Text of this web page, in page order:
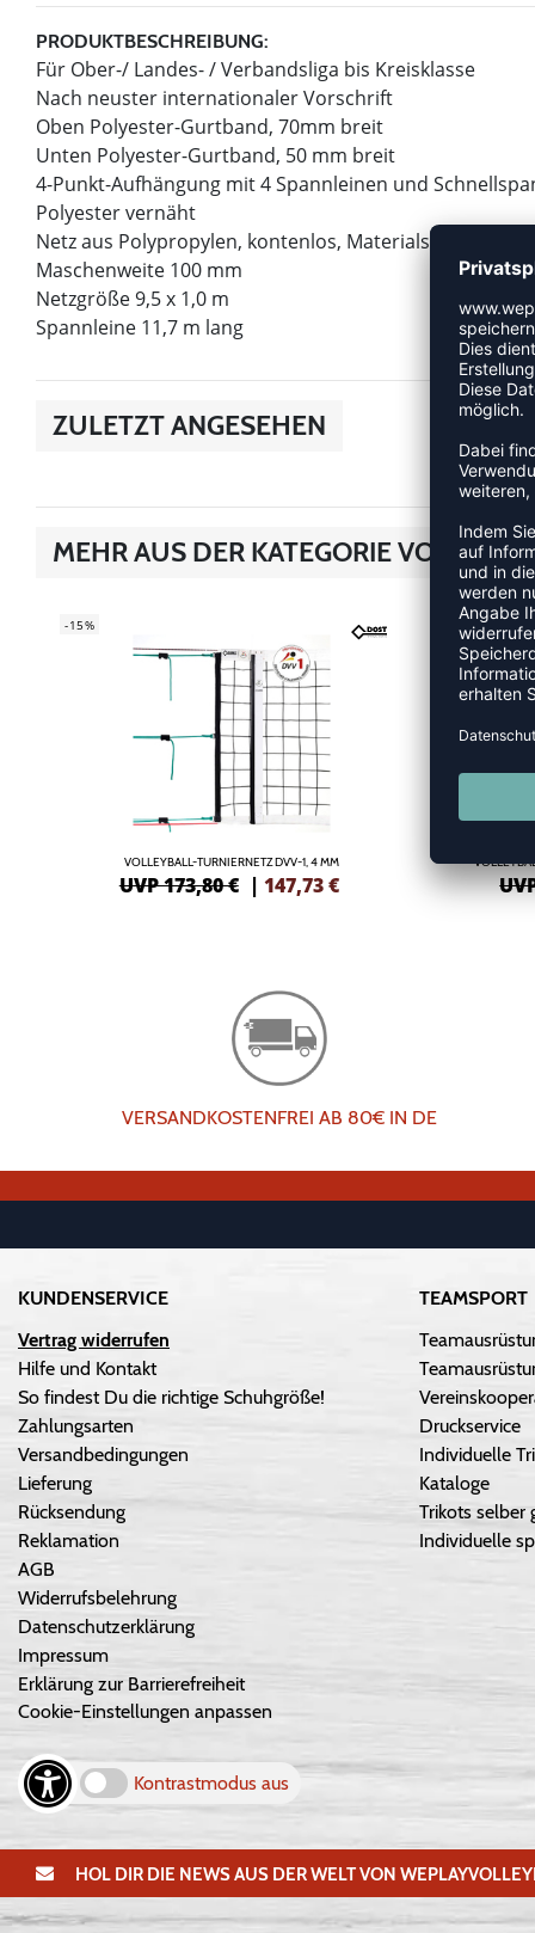
PRODUKTBESCHREIBUNG:
Für Ober-/ Landes- / Verbandsliga bis Kreisklasse
Nach neuster internationaler Vorschrift
Oben Polyester-Gurtband, 70mm breit
Unten Polyester-Gurtband, 50 mm breit
4-Punkt-Aufhängung mit 4 Spannleinen und
Polyester vernäht
Netz aus Polypropylen, kontenlos, Materialstärke ca. 3
Maschenweite 100 mm
Netzgröße 9,5 x 1,0 m
Spannleine 11,7 m lang
ZULETZT ANGESEHEN
MEHR AUS DER KATEGORIE
-15%
VOLLEYBALL-TURNIERNETZ DVV-1, 4 MM
UVP 173,80 € | 147,73€
SALE
-15%
VERSANDKOSTENFREI AB 80€ IN DE
KUNDENSERVICE
Vertrag widerrufen
Hilfe und Kontakt
So findest Du die richtige Schuhgröße!
Zahlungsarten
Versandbedingungen
Lieferung
Rücksendung
Reklamation
AGB
Widerrufsbelehrung
Datenschutzerklärung
Impressum
Erklärung zur Barrierefreiheit
Cookie-Einstellungen anpassen
Kontrastmodus aus
TEAMSPORT
Druckservice
Individuelle
Kataloge
Trikots selber
Individuelle
HOL DIR DIE NEWS AUS DER WELT VON